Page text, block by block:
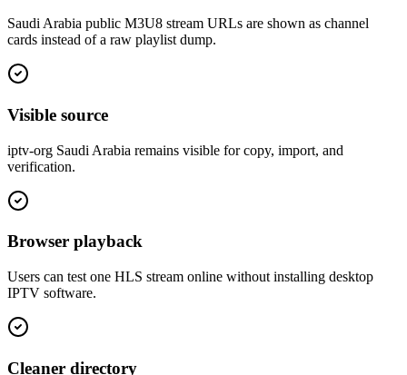
Saudi Arabia public M3U8 stream URLs are shown as channel
cards instead of a raw playlist dump.
Visible source
iptv-org Saudi Arabia remains visible for copy, import, and
verification.
Browser playback
Users can test one HLS stream online without installing desktop
IPTV software.
Cleaner directory